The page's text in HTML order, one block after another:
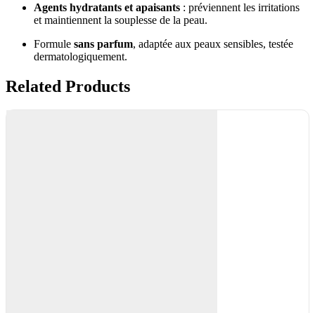
Agents hydratants et apaisants : préviennent les irritations
et maintiennent la souplesse de la peau.
Formule sans parfum, adaptée aux peaux sensibles, testée
dermatologiquement.
Related Products